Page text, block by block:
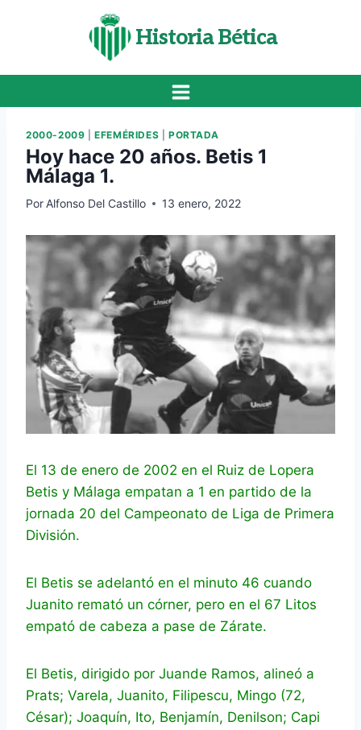
Historia Bética
2000-2009 |EFEMÉRIDES PORTADA
Hoy hace 20 años. Betis 1
Málaga 1.
Por Alfonso Del Castillo 13 enero, 2022
El 13 de enero de 2002 en el Ruiz de Lopera
Betis y Málaga empatan a 1 en partido de la
jornada 20 del Campeonato de Liga de Primera
División.
El Betis se adelantó en el minuto 46 cuando
Juanito remató un córner, pero en el 67 Litos
empató de cabeza a pase de Zárate.
El Betis, dirigido por Juande Ramos, alineó a
Prats; Varela, Juanito, Filipescu, Mingo (72,
César); Joaquín, Ito, Benjamín, Denilson; Capi